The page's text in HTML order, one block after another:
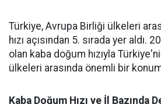
Türkiye, Avrupa Birliği ülkeleri
hızı açısından 5. sırada yer aldı.
olan kaba doğum hızıyla
ülkeleri arasında önemli bir
Kaba Doğum Hızı ve İl Bazında